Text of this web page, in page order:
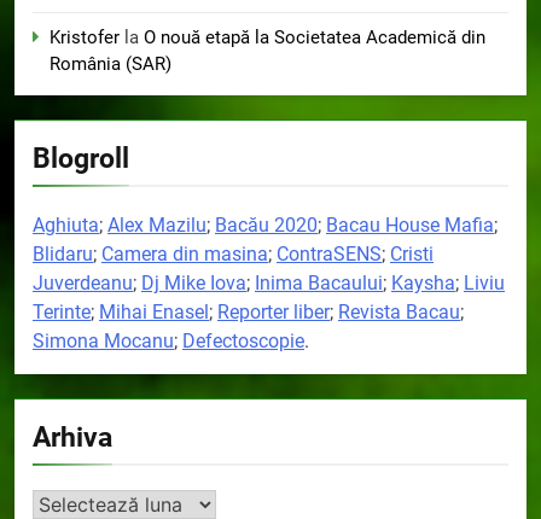
Kristofer la O nouă etapă la Societatea Academică din
România (SAR)
Blogroll
Aghiuta; Alex Mazilu; Bacău 2020; Bacau House Mafia;
Blidaru; Camera din masina; ContraSENS; Cristi
Juverdeanu; Dj Mike Iova; Inima Bacaului; Kaysha; Liviu
Terinte; Mihai Enasel; Reporter liber; Revista Bacau;
Simona Mocanu; Defectoscopie.
Arhiva
Arhiva